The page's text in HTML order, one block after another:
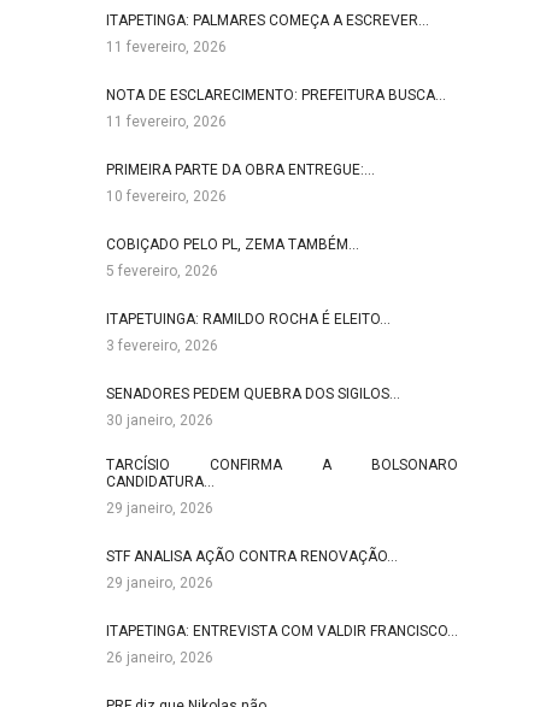
ITAPETINGA: PALMARES COMEÇA A ESCREVER…
11 fevereiro, 2026
NOTA DE ESCLARECIMENTO: PREFEITURA BUSCA…
11 fevereiro, 2026
PRIMEIRA PARTE DA OBRA ENTREGUE:…
10 fevereiro, 2026
COBIÇADO PELO PL, ZEMA TAMBÉM…
5 fevereiro, 2026
ITAPETUINGA: RAMILDO ROCHA É ELEITO…
3 fevereiro, 2026
SENADORES PEDEM QUEBRA DOS SIGILOS…
30 janeiro, 2026
TARCÍSIO CONFIRMA A BOLSONARO
CANDIDATURA…
29 janeiro, 2026
STF ANALISA AÇÃO CONTRA RENOVAÇÃO…
29 janeiro, 2026
ITAPETINGA: ENTREVISTA COM VALDIR FRANCISCO…
26 janeiro, 2026